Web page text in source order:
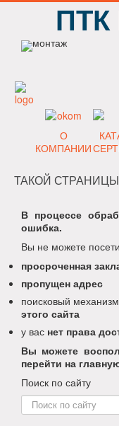
О
КОМПАНИИ
ТАКОЙ
В процессе
ошибка.
Вы не можете
просроченная
пропущен адрес
поисковый
этого сайта
у вас нет права
Вы можете
перейти на
Поиск по сайту
Поиск
по